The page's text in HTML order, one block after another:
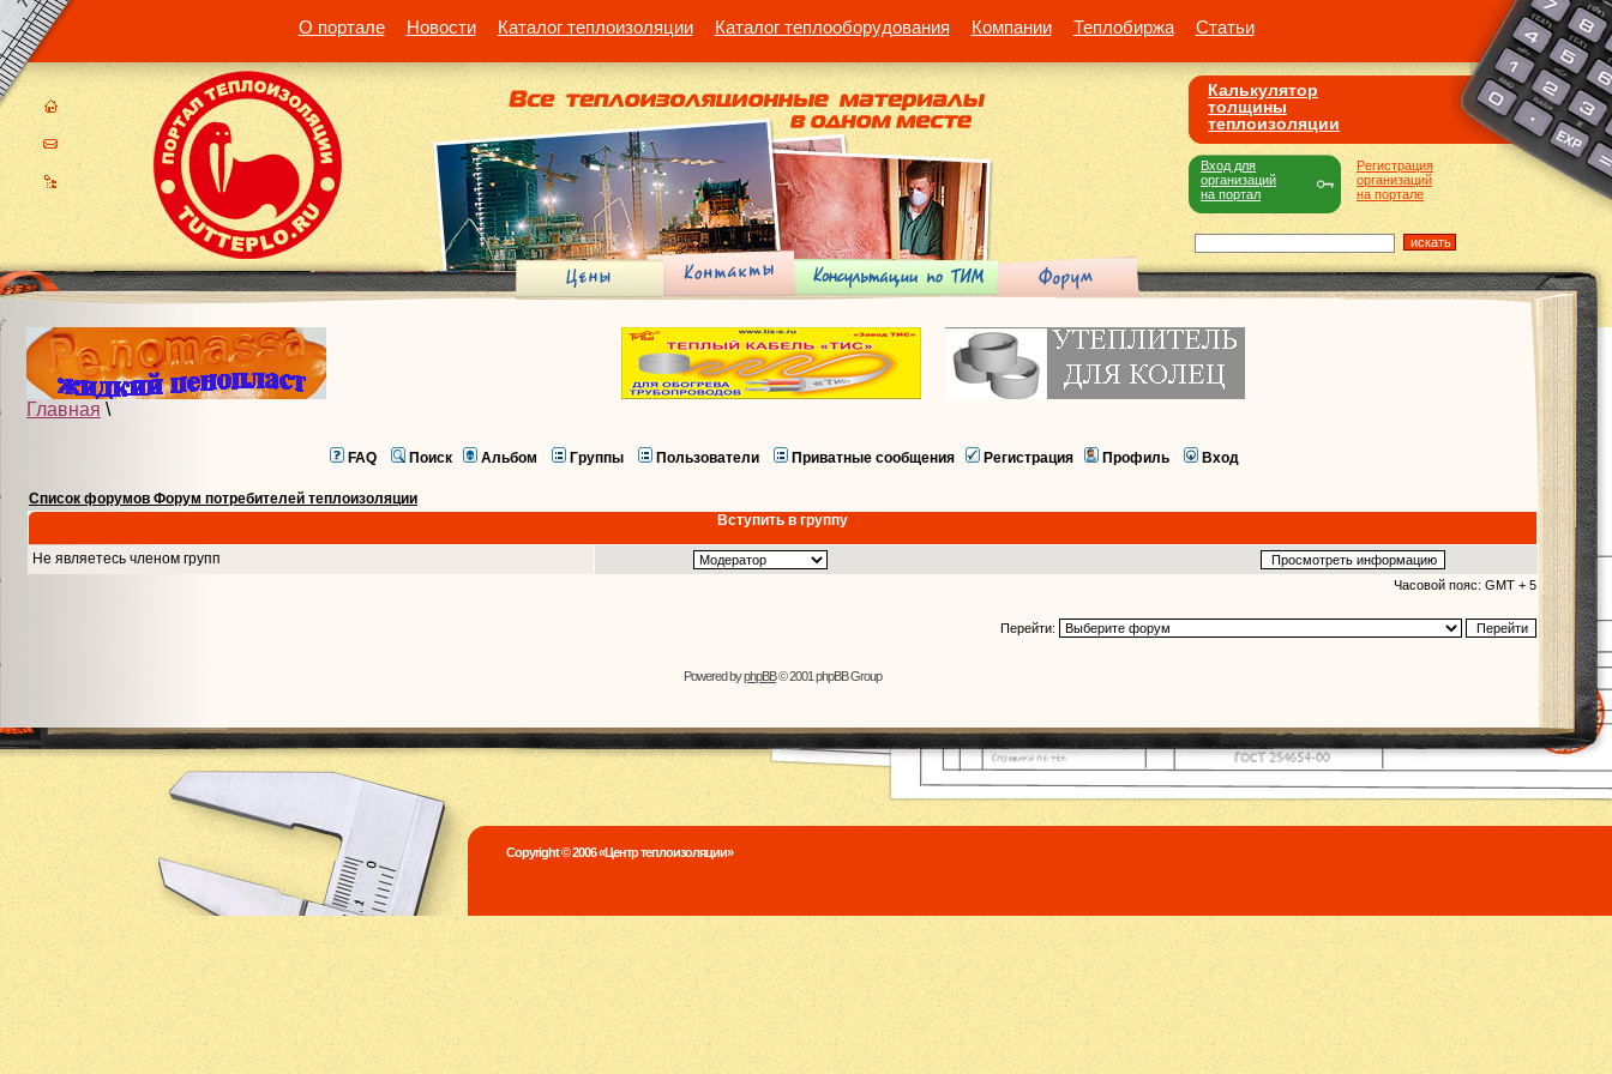
О портале Новости Каталог теплоизоляции Каталог теплооборудования Компании Теплобиржа Статьи
Калькулятор
толщины
теплоизоляции
Регистрация
организаций
на портале
Вход для
организаций
на портал
Главная \
FAQ Поиск Альбом Группы Пользователи Приватные сообщения Регистрация Профиль Вход
Список форумов Форум потребителей теплоизоляции
Вступить в группу
Не являетесь членом групп
Часовой пояс: GMT + 5
Перейти:
Powered byphpBB© 2001 phpBB Group
Copyright © 2006 «Центр теплоизоляции»